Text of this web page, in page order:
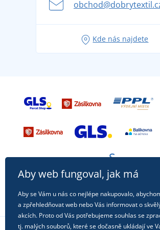
Kde nás najdete
Aby web fungoval, jak má
Aby se Vám u nás co nejlépe nakupovalo,
a zpřehledňovat web nebo Vás informovat o
akcích. Proto od Vás potřebujeme souhlas se
tj. malých souborů, které se dočasně ukládají ve